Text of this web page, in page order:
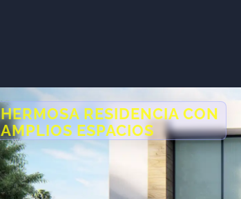
HERMOSA RESIDENCIA CON
AMPLIOS ESPACIOS